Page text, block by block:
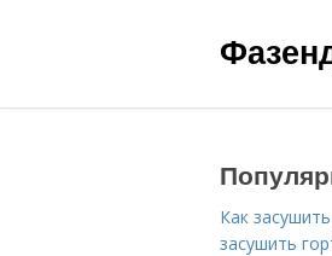
Как
засушить